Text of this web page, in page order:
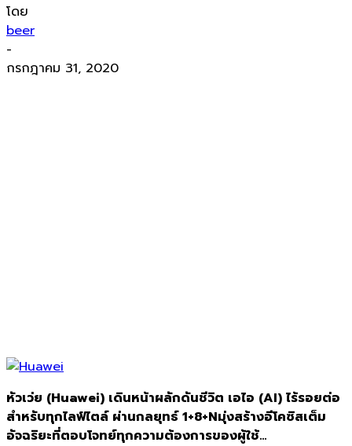
โดย
beer
-
กรกฎาคม 31, 2020
หัวเว่ย (Huawei) เดินหน้าผลักดันชีวิต เอไอ (AI) ไร้รอยต่อ
สำหรับทุกไลฟ์ไตล์ ผ่านกลยุทธ์ 1+8+Nมุ่งสร้างอีโคซิสเต็ม
อัจฉริยะที่ตอบโจทย์ทุกความต้องการของผู้ใช้…